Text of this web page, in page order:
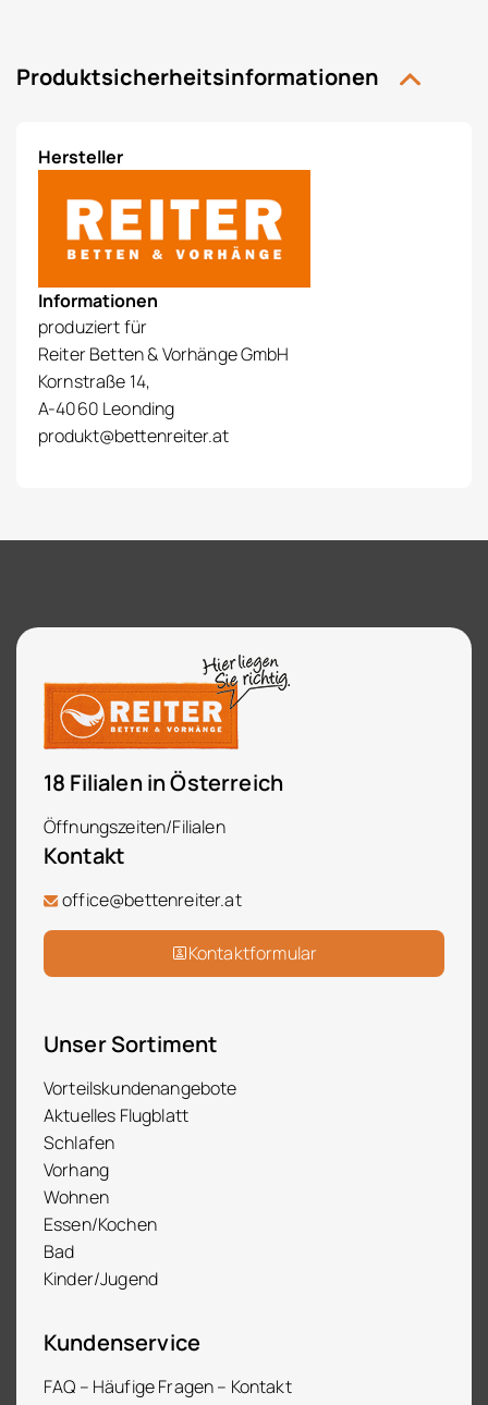
Produktsicherheitsinformationen
Hersteller
Informationen
produziert für
Reiter Betten & Vorhänge GmbH
Kornstraße 14,
A-4060 Leonding
produkt@bettenreiter.at
18 Filialen in Österreich
Öffnungszeiten/Filialen
Kontakt
office@bettenreiter.at
Kontaktformular
Unser Sortiment
Vorteilskundenangebote
Aktuelles Flugblatt
Schlafen
Vorhang
Wohnen
Essen/Kochen
Bad
Kinder/Jugend
Kundenservice
FAQ – Häufige Fragen – Kontakt